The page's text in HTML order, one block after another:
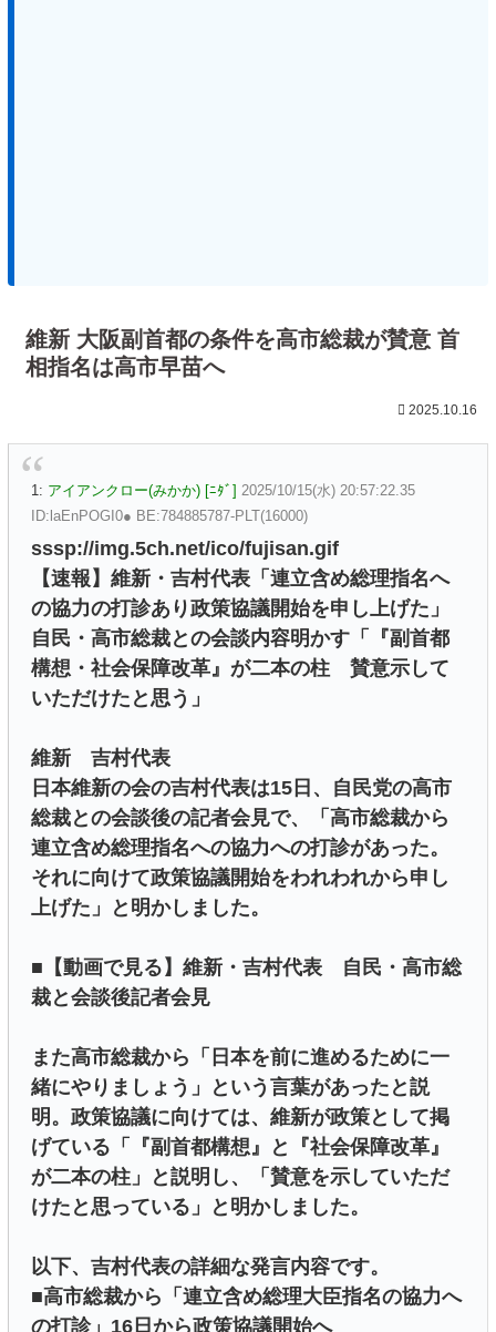
維新 大阪副首都の条件を高市総裁が賛意 首
相指名は高市早苗へ
2025.10.16
1: アイアンクロー(みかか) [ﾆﾀﾞ] 2025/10/15(水) 20:57:22.35
ID:laEnPOGI0● BE:784885787-PLT(16000)
sssp://img.5ch.net/ico/fujisan.gif
【速報】維新・吉村代表「連立含め総理指名へ
の協力の打診あり政策協議開始を申し上げた」
自民・高市総裁との会談内容明かす「『副首都
構想・社会保障改革』が二本の柱 賛意示して
いただけたと思う」
維新 吉村代表
日本維新の会の吉村代表は15日、自民党の高市
総裁との会談後の記者会見で、「高市総裁から
連立含め総理指名への協力への打診があった。
それに向けて政策協議開始をわれわれから申し
上げた」と明かしました。
■【動画で見る】維新・吉村代表 自民・高市総
裁と会談後記者会見
また高市総裁から「日本を前に進めるために一
緒にやりましょう」という言葉があったと説
明。政策協議に向けては、維新が政策として掲
げている「『副首都構想』と『社会保障改革』
が二本の柱」と説明し、「賛意を示していただ
けたと思っている」と明かしました。
以下、吉村代表の詳細な発言内容です。
■高市総裁から「連立含め総理大臣指名の協力へ
の打診」16日から政策協議開始へ